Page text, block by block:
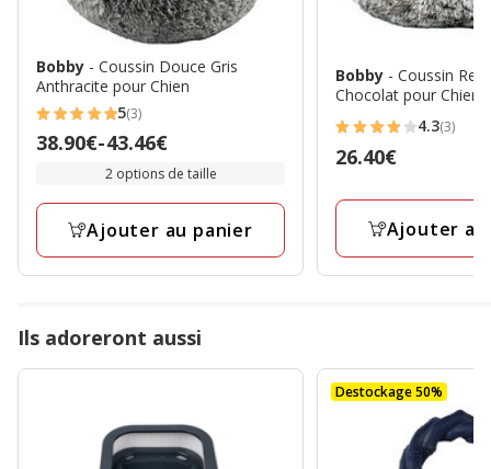
Bobby - Coussin Douce Gris
Anthracite pour Chien
5
étoiles
3
5(3)
Prix
43.46€
38.90€-43.46€
2 options de taille
Ajouter au panier
Bobby - Coussin
Chocolat pour Chiens
4.3
étoiles
4.3(3)
Prix
26.40€
Ajouter
Ils adoreront aussi
Destockage 50%